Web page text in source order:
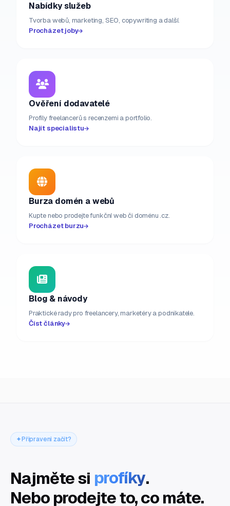
Nabídky služeb
Tvorba webů, marketing, SEO, copywriting a další.
Procházet joby
Ověření dodavatelé
Profily freelancerů s recenzemi a portfolio.
Najít specialistu
Burza domén a webů
Kupte nebo prodejte funkční web či doménu .cz.
Procházet burzu
Blog & návody
Praktické rady pro freelancery, marketéry a podnikatele.
Číst články
Připraveni začít?
Najměte si profíky.
Nebo prodejte to, co máte.